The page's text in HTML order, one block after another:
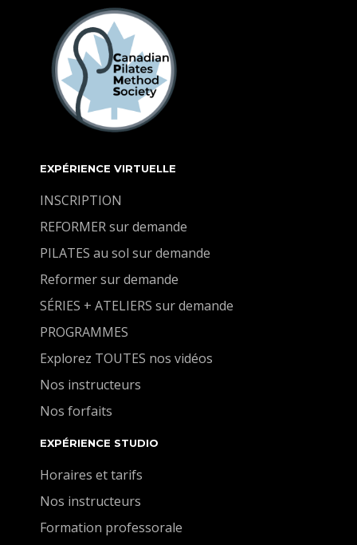
EXPÉRIENCE VIRTUELLE
INSCRIPTION
REFORMER sur demande
PILATES au sol sur demande
Reformer sur demande
SÉRIES + ATELIERS sur demande
PROGRAMMES
Explorez TOUTES nos vidéos
Nos instructeurs
Nos forfaits
EXPÉRIENCE STUDIO
Horaires et tarifs
Nos instructeurs
Formation professorale